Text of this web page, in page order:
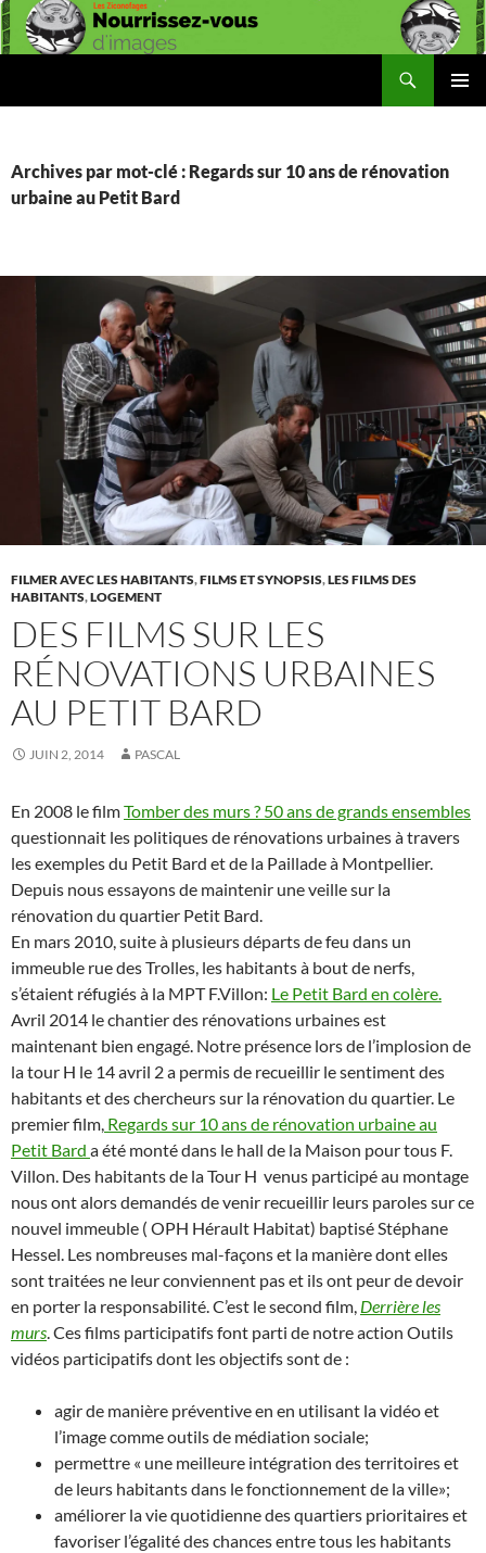
Aller
au
Archives par mot-clé : Regards sur 10 ans de rénovation
urbaine au Petit Bard
FILMER AVEC LES HABITANTS,FILMS ET SYNOPSIS,LES FILMS DES
HABITANTS,LOGEMENT
DES FILMS SUR LES
RÉNOVATIONS URBAINES
AU PETIT BARD
JUIN 2, 2014 PASCAL
En 2008 le filmTomber des murs ? 50 ans de grands ensembles
questionnait les politiques de rénovations urbaines à travers
les exemples du Petit Bard et de la Paillade à Montpellier.
Depuis nous essayons de maintenir une veille sur la
rénovation du quartier Petit Bard.
En mars 2010, suite à plusieurs départs de feu dans un
immeuble rue des Trolles, les habitants à bout de nerfs,
s’étaient réfugiés à la MPT F.Villon: Le Petit Bard en colère.
Avril 2014 le chantier des rénovations urbaines est
maintenant bien engagé. Notre présence lors de l’implosion de
la tour H le 14 avril 2 a permis de recueillir le sentiment des
habitants et des chercheurs sur la rénovation du quartier. Le
premier film, Regards sur 10 ans de rénovation urbaine au
Petit Bard a été monté dans le hall de la Maison pour tous F.
Villon. Des habitants de la Tour H venus participé au montage
nous ont alors demandés de venir recueillir leurs paroles sur ce
nouvel immeuble ( OPH Hérault Habitat) baptisé Stéphane
Hessel. Les nombreuses mal-façons et la manière dont elles
sont traitées ne leur conviennent pas et ils ont peur de devoir
en porter la responsabilité. C’est le second film, Derrière les
murs.Ces films participatifs font parti de notre action Outils
vidéos participatifs dont les objectifs sont de :
agir de manière préventive en en utilisant la vidéo et
l’image comme outils de médiation sociale;
permettre « une meilleure intégration des territoires et
de leurs habitants dans le fonctionnement de la ville»;
améliorer la vie quotidienne des quartiers prioritaires et
favoriser l’égalité des chances entre tous les habitants